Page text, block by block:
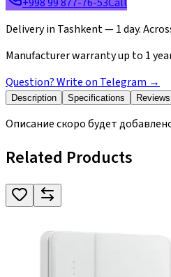
Delivery in Tashkent — 1 day.
Manufacturer warranty up to 1
Question? Write on Telegram →
Description Specifications Reviews
Описание скоро будет
Related Products